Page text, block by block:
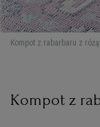
Kompot z rabarbaru z różą
Kompot z